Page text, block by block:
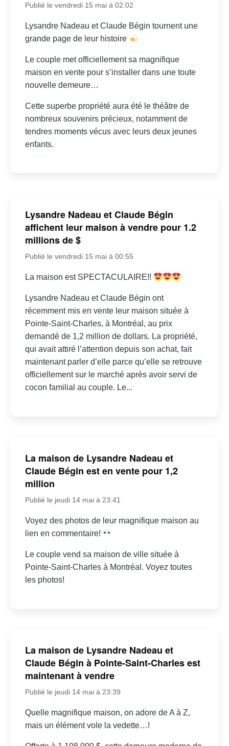
Publié le vendredi 15 mai à 02:02
Lysandre Nadeau et Claude Bégin tournent une
grande page de leur histoire
Le couple met officiellement sa magnifique
maison en vente pour s’installer dans une toute
nouvelle demeure…
Cette superbe propriété aura été le théâtre de
nombreux souvenirs précieux, notamment de
tendres moments vécus avec leurs deux jeunes
enfants.
Lysandre Nadeau et Claude Bégin
affichent leur maison à vendre pour 1.2
millions de $
Publié le vendredi 15 mai à 00:55
La maison est SPECTACULAIRE!!
Lysandre Nadeau et Claude Bégin ont
récemment mis en vente leur maison située à
Pointe-Saint-Charles, à Montréal, au prix
demandé de 1,2 million de dollars. La propriété,
qui avait attiré l’attention depuis son achat, fait
maintenant parler d’elle parce qu’elle se retrouve
officiellement sur le marché après avoir servi de
cocon familial au couple. Le...
La maison de Lysandre Nadeau et
Claude Bégin est en vente pour 1,2
million
Publié le jeudi 14 mai à 23:41
Voyez des photos de leur magnifique maison au
lien en commentaire!
Le couple vend sa maison de ville située à
Pointe-Saint-Charles à Montréal. Voyez toutes
les photos!
La maison de Lysandre Nadeau et
Claude Bégin à Pointe-Saint-Charles est
maintenant à vendre
Publié le jeudi 14 mai à 23:39
Quelle magnifique maison, on adore de A à Z,
mais un élément vole la vedette…!